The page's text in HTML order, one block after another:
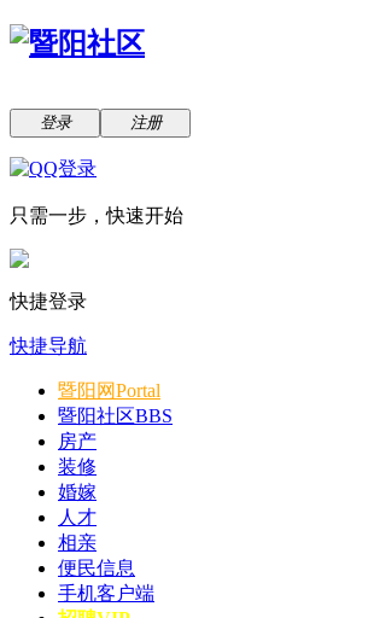
登录 注册
只需一步，快速开始
快捷登录
快捷导航
暨阳网Portal
暨阳社区BBS
房产
装修
婚嫁
人才
相亲
便民信息
手机客户端